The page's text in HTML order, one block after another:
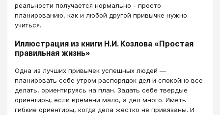
реальности получается нормально - просто
планированию, как и любой другой привычке нужно
учиться.
Иллюстрация из книги Н.И. Козлова «Простая
правильная жизнь»
Одна из лучших привычек успешных людей —
планировать себе утром распорядок дел и спокойно все
делать, ориентируясь на план. Задать себе твердые
ориентиры, если времени мало, а дел много. Иметь
гибкие ориентиры, когда дела жестко не привязаны. И